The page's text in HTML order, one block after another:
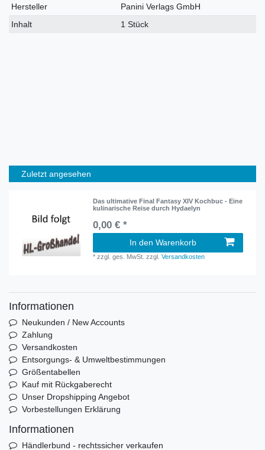
Hersteller
Panini Verlags GmbH
Inhalt
1 Stück
Zuletzt angesehen
Das ultimative Final Fantasy XIV Kochbuc - Eine
kulinarische Reise durch Hydaelyn
0,00 € *
In den Warenkorb
*zzgl. ges. MwSt. zzgl.Versandkosten
Informationen
Neukunden / New Accounts
Zahlung
Versandkosten
Entsorgungs- & Umweltbestimmungen
Größentabellen
Kauf mit Rückgaberecht
Unser Dropshipping Angebot
Vorbestellungen Erklärung
Informationen
Händlerbund - rechtssicher verkaufen